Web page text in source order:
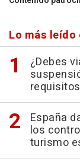
Lo más
¿Debes
requisitos
España
los
turismo